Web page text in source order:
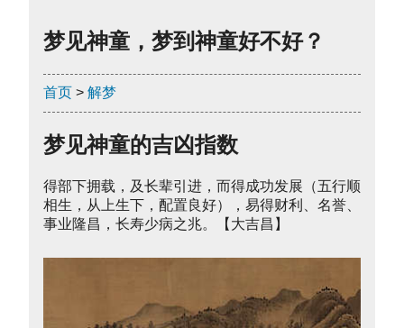
梦见神童，梦到神童好不好？
首页 > 解梦
梦见神童的吉凶指数
得部下拥载，及长辈引进，而得成功发展（五行顺
相生，从上生下，配置良好），易得财利、名誉、
事业隆昌，长寿少病之兆。【大吉昌】